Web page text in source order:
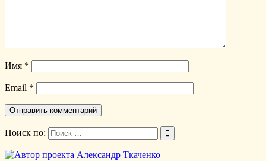
Имя *
Email *
Поиск по: